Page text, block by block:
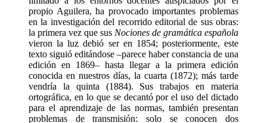
propio Aguilera, ha provocado importantes problemas
en la investigación del recorrido editorial de sus obras:
la primera vez que sus Nociones de gramática española
vieron la luz debió ser en 1854; posteriormente, este
texto siguió editándose –parece haber constancia de una
edición en 1869– hasta llegar a la primera edición
conocida en nuestros días, la cuarta (1872); más tarde
vendría la quinta (1884). Sus trabajos en materia
ortográfica, en lo que se decantó por el uso del dictado
para el aprendizaje de las normas, también presentan
problemas de transmisión: solo se conocen dos